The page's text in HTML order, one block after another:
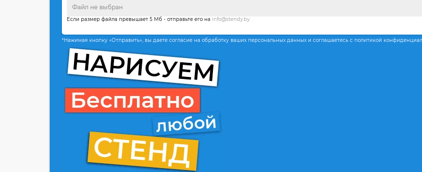
Если размер файла превышает 5 Мб - отправьте его на info@stendy.by
*Нажимая кнопку «Отправить», вы даете согласие на обработку ваших персональных данных и соглашаетесь с политикой